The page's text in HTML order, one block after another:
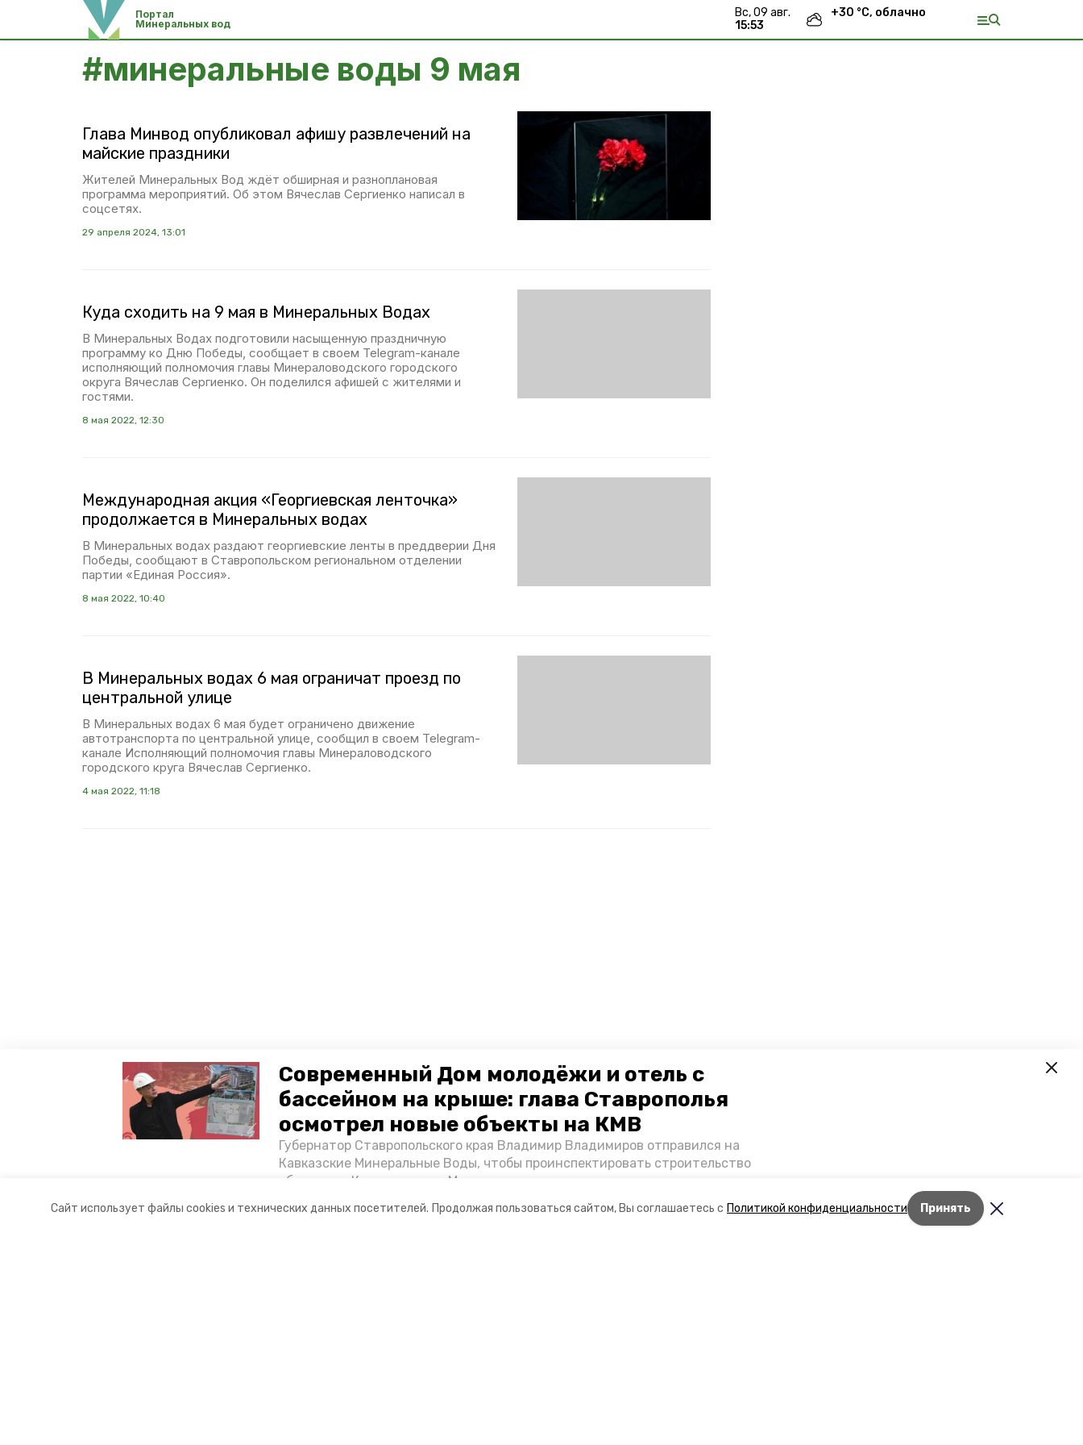
Сайт использует файлы cookies и технических данных посетителей. Продолжая пользоваться сайтом, Вы соглашаетесь с Политикой конфиденциальности Принять
Современный Дом молодёжи и отель с
бассейном на крыше: глава Ставрополья
осмотрел новые объекты на КМВ
Губернатор Ставропольского края Владимир Владимиров отправился на
Кавказские Минеральные Воды, чтобы проинспектировать строительство
объектов в Кисловодске и Минводах, а также выслушать предложения о
материале «Победы26».
Портал
Минеральных вод
вс, 09 авг.
15:53
+30 °С, облачно
#минеральные воды 9 мая
Глава Минвод опубликовал афишу развлечений на
майские праздники
Жителей Минеральных Вод ждёт обширная и разноплановая
программа мероприятий. Об этом Вячеслав Сергиенко написал в
соцсетях.
29 апреля 2024, 13:01
Куда сходить на 9 мая в Минеральных Водах
В Минеральных Водах подготовили насыщенную праздничную
программу ко Дню Победы, сообщает в своем Telegram-канале
исполняющий полномочия главы Минераловодского городского
округа Вячеслав Сергиенко. Он поделился афишей с жителями и
гостями.
8 мая 2022, 12:30
Международная акция «Георгиевская ленточка»
продолжается в Минеральных водах
В Минеральных водах раздают георгиевские ленты в преддверии Дня
Победы, сообщают в Ставропольском региональном отделении
партии «Единая Россия».
8 мая 2022, 10:40
В Минеральных водах 6 мая ограничат проезд по
центральной улице
В Минеральных водах 6 мая будет ограничено движение
автотранспорта по центральной улице, сообщил в своем Telegram-
канале Исполняющий полномочия главы Минераловодского
городского круга Вячеслав Сергиенко.
4 мая 2022, 11:18